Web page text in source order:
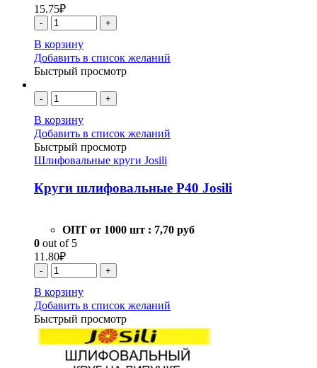
15.75₽
- +
В корзину
Добавить в список желаний
Быстрый просмотр
- +
В корзину
Добавить в список желаний
Быстрый просмотр
Шлифовальные круги Josili
Круги шлифовальные Р40 Josili
ОПТ от 1000 шт : 7,70 руб
0 out of 5
11.80₽
- +
В корзину
Добавить в список желаний
Быстрый просмотр